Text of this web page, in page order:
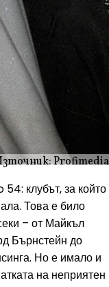
Profimedia
клубът, за който
Това е било
– от Майкъл
Бърнстейн до
Но е имало и
на неприятен